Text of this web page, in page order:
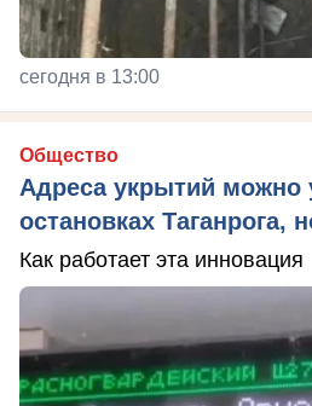
сегодня в 13:00
Общество
Адреса укрытий можно
остановках Таганрога,
Как работает эта инновация